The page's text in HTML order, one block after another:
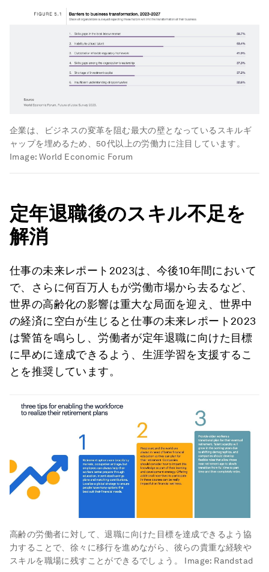
企業は、ビジネスの変革を阻む最大の壁となっているスキルギ
ャップを埋めるため、50代以上の労働力に注目しています。
Image: World Economic Forum
定年退職後のスキル不足を
解消
仕事の未来レポート2023は、今後10年間において
で、さらに何百万人もが労働市場から去るなど、
世界の高齢化の影響は重大な局面を迎え、世界中
の経済に空白が生じると仕事の未来レポート2023
は警笛を鳴らし、労働者が定年退職に向けた目標
に早めに達成できるよう、生涯学習を支援するこ
とを推奨しています。
高齢の労働者に対して、退職に向けた目標を達成できるよう協
力することで、徐々に移行を進めながら、彼らの貴重な経験や
スキルを職場に残すことができるでしょう。
Image: Randstad